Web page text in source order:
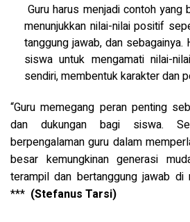
Guru harus menjadi contoh
menunjukkan nilai-nilai positif
tanggung jawab, dan sebagainya.
siswa untuk mengamati nilai-
sendiri, membentuk karakter dan
“Guru memegang peran penting
dan dukungan bagi siswa.
berpengalaman guru dalam
besar kemungkinan generasi
terampil dan bertanggung jawab di
*** (Stefanus Tarsi)